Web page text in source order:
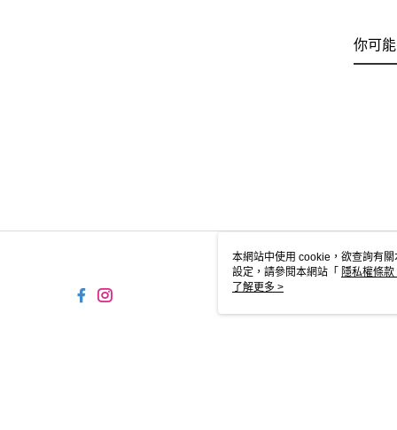
你可
本網站中使用 cookie，欲查詢有
設定，請參閱本網站「 隱私權條款
使用 cookie。
了解更多 >